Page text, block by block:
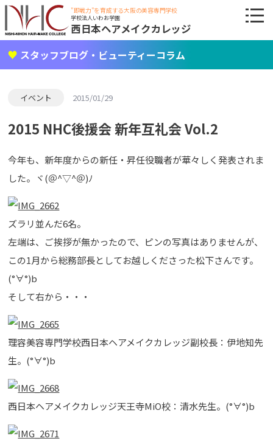
"即戦力"を育成する大阪の美容専門学校
学校法人いわお学園
西日本ヘアメイクカレッジ
スタッフブログ・ビューティーコラム
イベント 2015/01/29
2015 NHC後援会 新年互礼会 Vol.2
今年も、新年度からの新任・昇任役職者が華々しく発表されま
した。ヾ(＠^▽^＠)ﾉ
ズラリ並んだ6名。
左端は、ご挨拶が無かったので、ピンの写真はありませんが、
この1月から総務部長としてお越しくださった松下さんです。
(°∀°)b
そして右から・・・
理容美容専門学校西日本ヘアメイクカレッジ副校長：伊地知先
生。(°∀°)b
西日本ヘアメイクカレッジ天王寺MiO校：清水先生。(°∀°)b